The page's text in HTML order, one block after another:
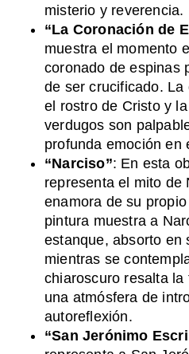
misterio y reverencia.
“La Coronación de
muestra el momento
coronado de espinas
de ser crucificado.
el rostro de Cristo y
verdugos son
profunda emoción en
“Narciso”: En esta
representa el mito de
enamora de su
pintura muestra a
estanque, absorto en
mientras se
chiaroscuro resalta
una atmósfera de
autoreflexión.
“San Jerónimo